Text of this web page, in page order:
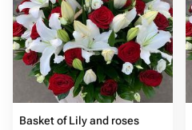
Basket of Lily and roses